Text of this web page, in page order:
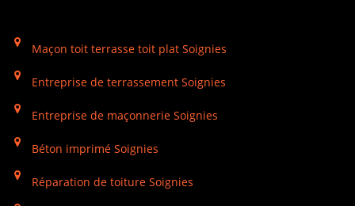
Maçon toit terrasse toit plat Soignies
Entreprise de terrassement Soignies
Entreprise de maçonnerie Soignies
Béton imprimé Soignies
Réparation de toiture Soignies